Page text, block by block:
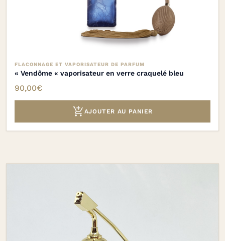
FLACONNAGE ET VAPORISATEUR DE PARFUM
« Vendôme « vaporisateur en verre craquelé bleu
90,00€
 AJOUTER AU PANIER